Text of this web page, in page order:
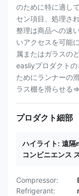
のために特に適し
セン項目、処理さ
整理は商品への速
いアクセスを可能
属またはガラスの
easliyプロダクト
ためにランナーの
ラス棚を滑らせる
プロダクト細部
ハイライト: 遠隔
コンビニエンス
Compressor:
Refrigerant: